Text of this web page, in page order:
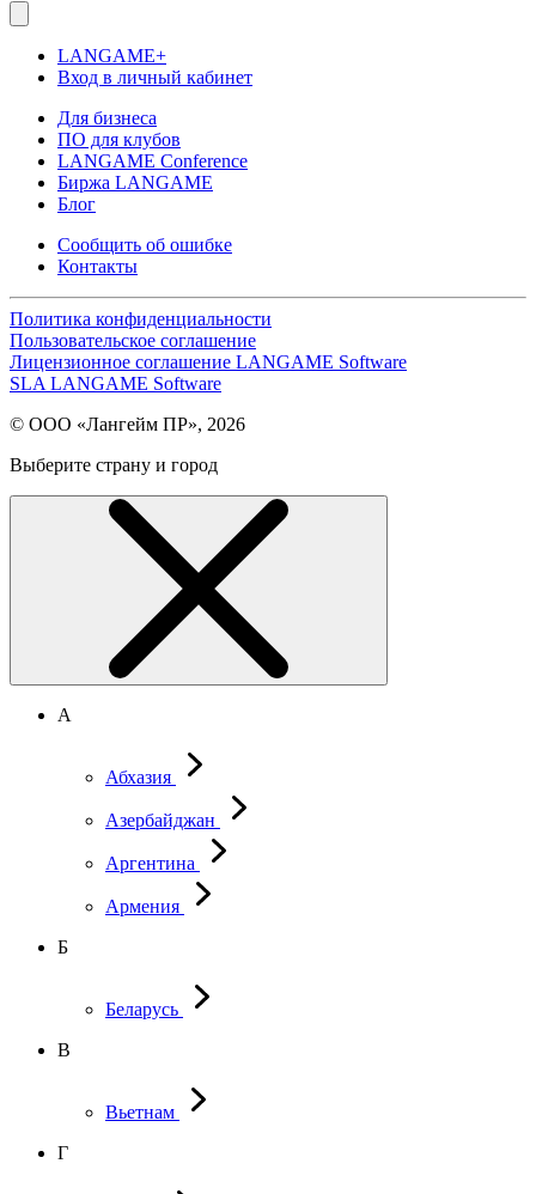
LANGAME+
Вход в личный кабинет
Для бизнеса
ПО для клубов
LANGAME Conference
Биржа LANGAME
Блог
Сообщить об ошибке
Контакты
Политика конфиденциальности
Пользовательское соглашение
Лицензионное соглашение LANGAME Software
SLA LANGAME Software
© ООО «Лангейм ПР», 2026
Выберите страну и город
А
Абхазия
Азербайджан
Аргентина
Армения
Б
Беларусь
В
Вьетнам
Г